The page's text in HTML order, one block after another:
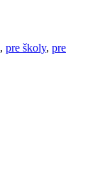
, pre školy, pre